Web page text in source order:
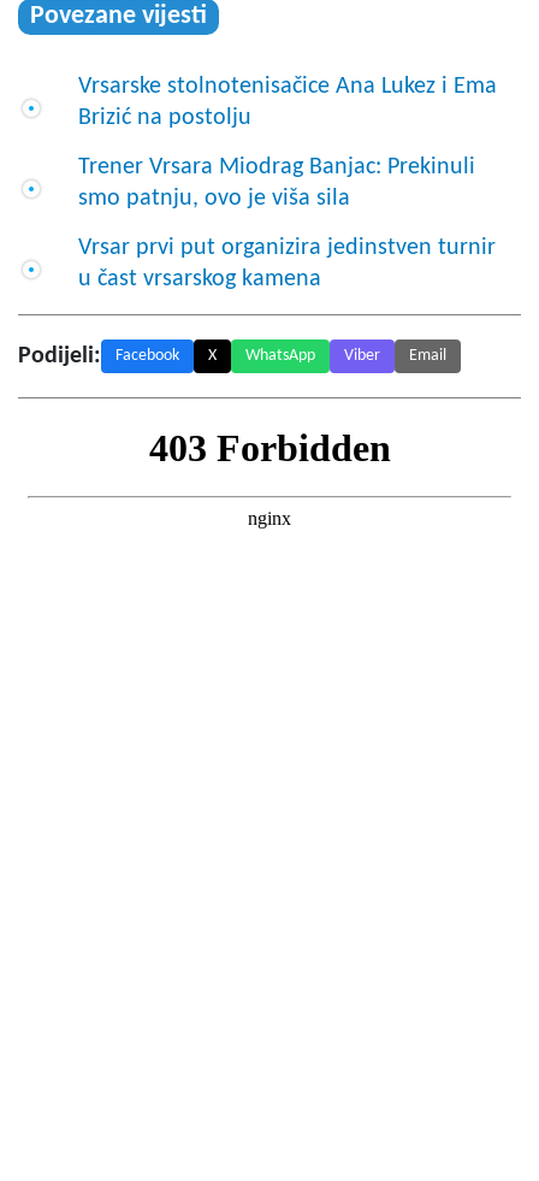
Povezane vijesti
Vrsarske stolnotenisačice Ana Lukez i Ema
Brizić na postolju
Trener Vrsara Miodrag Banjac: Prekinuli
smo patnju, ovo je viša sila
Vrsar prvi put organizira jedinstven turnir
u čast vrsarskog kamena
Podijeli: Facebook X WhatsApp Viber Email